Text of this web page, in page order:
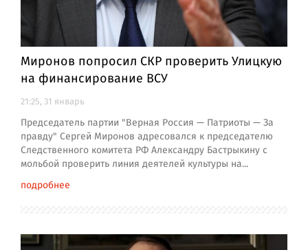
Миронов попросил СКР проверить Улицкую
на финансирование ВСУ
21:25, 31 январь
Председатель партии "Верная Россия — Патриоты — За
правду" Сергей Миронов адресовался к председателю
Следственного комитета РФ Александру Бастрыкину с
мольбой проверить линия деятелей культуры на...
подробнее